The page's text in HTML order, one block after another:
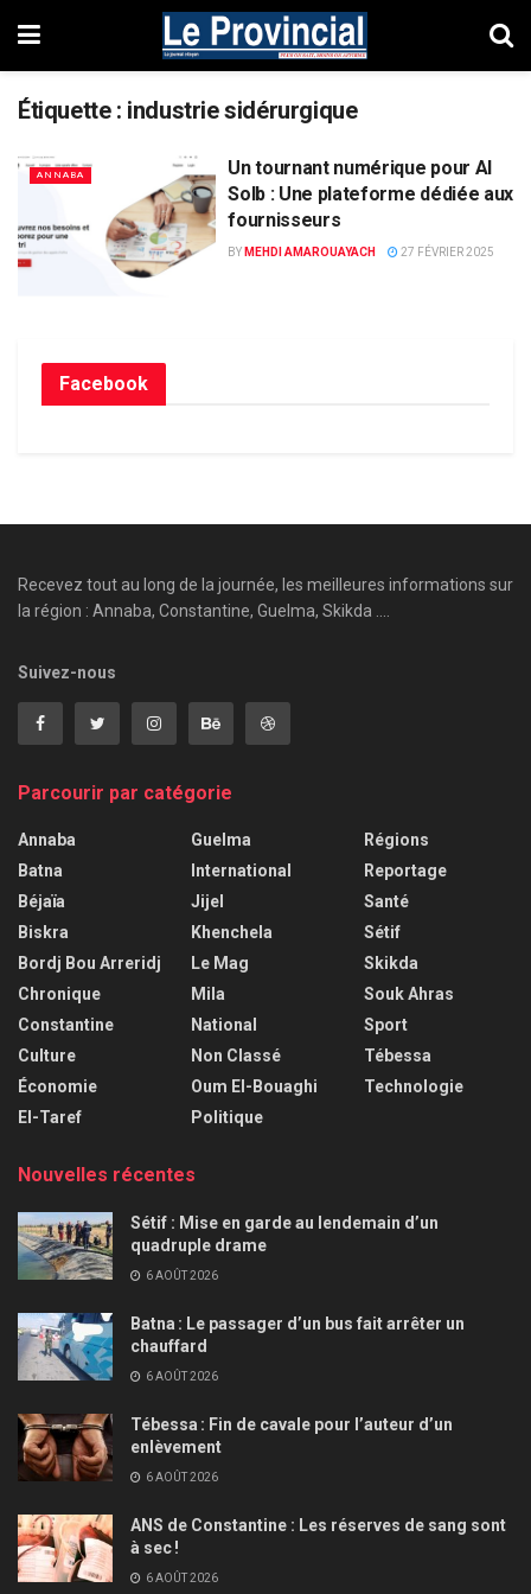
Étiquette : industrie sidérurgique
ANNABA
Un tournant numérique pour Al
Solb : Une plateforme dédiée aux
fournisseurs
BY MEHDI AMAROUAYACH 27 FÉVRIER 2025
Facebook
Recevez tout au long de la journée, les meilleures informations sur
la région : Annaba, Constantine, Guelma, Skikda ....
Suivez-nous
Parcourir par catégorie
Annaba
Batna
Béjaïa
Biskra
Bordj Bou Arreridj
Chronique
Constantine
Culture
Économie
El-Taref
Guelma
International
Jijel
Khenchela
Le Mag
Mila
National
Non Classé
Oum El-Bouaghi
Politique
Régions
Reportage
Santé
Sétif
Skikda
Souk Ahras
Sport
Tébessa
Technologie
Nouvelles récentes
Sétif : Mise en garde au lendemain d’un
quadruple drame
6 AOÛT 2026
Batna : Le passager d’un bus fait arrêter un
chauffard
6 AOÛT 2026
Tébessa : Fin de cavale pour l’auteur d’un
enlèvement
6 AOÛT 2026
ANS de Constantine : Les réserves de sang sont
à sec !
6 AOÛT 2026